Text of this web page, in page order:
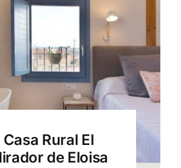
Casa Rural El
de Eloisa